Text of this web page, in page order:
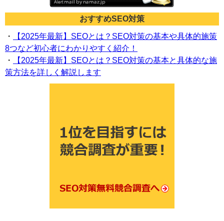
おすすめSEO対策
・
【2025年最新】SEOとは？SEO対策の基本や具体的施策
8つなど初心者にわかりやすく紹介！
・
【2025年最新】SEOとは？SEO対策の基本と具体的な施
策方法を詳しく解説します